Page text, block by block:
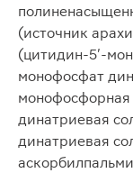
(источник
(цитидин-5'-
монофосфат
монофосфорная
динатриевая
динатриевая